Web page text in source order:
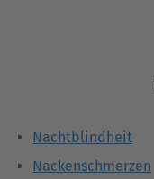
Nachtblindheit
Nackenschmerzen